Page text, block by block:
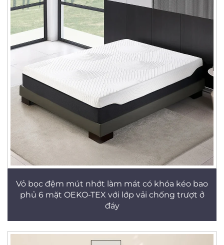
Vỏ bọc đệm mút nhớt làm mát có khóa kéo bao
phủ 6 mặt OEKO-TEX với lớp vải chống trượt ở
đáy